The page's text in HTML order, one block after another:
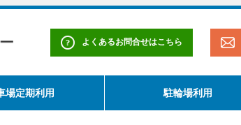
よくあるお問合せはこちら
場定期利用 駐輪場利用